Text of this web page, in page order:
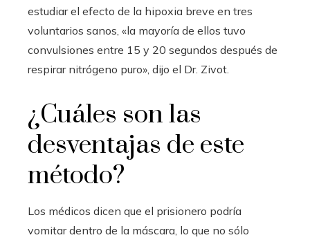
estudiar el efecto de la hipoxia breve en tres
voluntarios sanos, «la mayoría de ellos tuvo
convulsiones entre 15 y 20 segundos después de
respirar nitrógeno puro», dijo el Dr. Zivot.
¿Cuáles son las
desventajas de este
método?
Los médicos dicen que el prisionero podría
vomitar dentro de la máscara, lo que no sólo